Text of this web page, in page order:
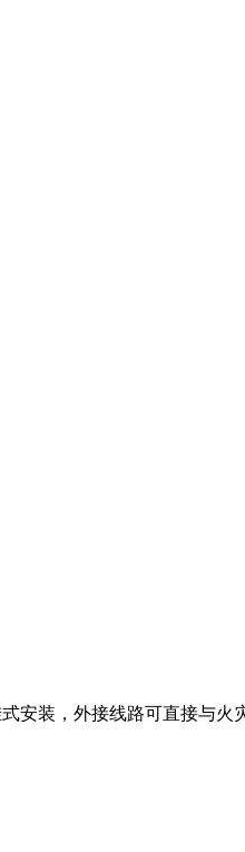
安装，外接线路可直接与火